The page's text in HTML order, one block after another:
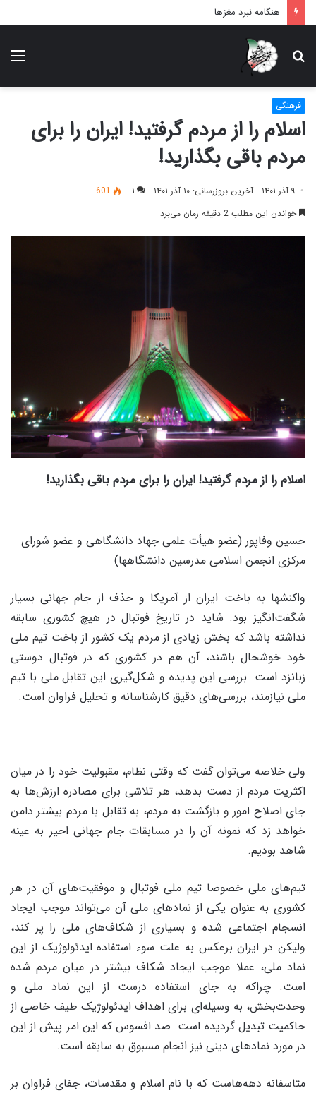
هنگامه نبرد مغزها
دنبال
می‌گردید؟
فرهنگی
اسلام را از مردم گرفتید! ایران را برای
مردم باقی بگذارید!
۹ آذر ۱۴۰۱ آخرین بروزرسانی: ۱۰ آذر ۱۴۰۱ ۱
601
خواندن این مطلب 2 دقیقه زمان می‌برد
اسلام را از مردم گرفتید! ایران را برای مردم باقی بگذارید!
حسین وفاپور (عضو هیأت علمی جهاد دانشگاهی و عضو شورای
مرکزی انجمن اسلامی مدرسین دانشگاهها)
واکنش‏ها به باخت ایران از آمریکا و حذف از جام جهانی بسیار
شگفت‌انگیز بود. شاید در تاریخ فوتبال در هیچ کشوری سابقه
نداشته باشد که بخش زیادی از مردم یک کشور از باخت تیم ملی
خود خوشحال باشند، آن هم در کشوری که در فوتبال دوستی
زبانزد است. بررسی این پدیده و شکل‏‌گیری این تقابل ملی با تیم
ملی نیازمند، بررسی‏‌های دقیق کارشناسانه و تحلیل فراوان است.
ولی خلاصه می‏‌توان گفت که وقتی نظام، مقبولیت خود را در میان
اکثریت مردم از دست بدهد، هر تلاشی برای مصادره ارزش‌ها به
جای اصلاح امور و بازگشت به مردم، به تقابل با مردم بیشتر دامن
خواهد زد که نمونه آن را در مسابقات جام جهانی اخیر به عینه
شاهد بودیم.
تیم‌های ملی خصوصا تیم ملی فوتبال و موفقیت‌های آن در هر
کشوری به عنوان یکی از نمادهای ملی آن می‌تواند موجب ایجاد
انسجام اجتماعی شده و بسیاری از شکاف‌های ملی را پر کند،
ولیکن در ایران برعکس به علت سوء استفاده ایدئولوژیک از این
نماد ملی، عملا موجب ایجاد شکاف بیشتر در میان مردم شده
است. چراکه به جای استفاده درست از این نماد ملی و
وحدت‌بخش، به وسیله‌ای برای اهداف ایدئولوژیک طیف خاصی از
حاکمیت تبدیل گردیده است. صد افسوس که این امر پیش از این
در مورد نمادهای دینی نیز انجام مسبوق به سابقه است.
متاسفانه دهه‌هاست که با نام اسلام و مقدسات، جفای فراوان بر